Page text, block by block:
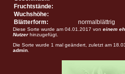
Fruchtstände:
Wuchshöhe:
Blätterform:
normalblättrig
Diese Sorte wurde am 04.01.2017 von einem
Nutzerhinzugefügt.
Die Sorte wurde 1 mal geändert, zuletzt am
admin